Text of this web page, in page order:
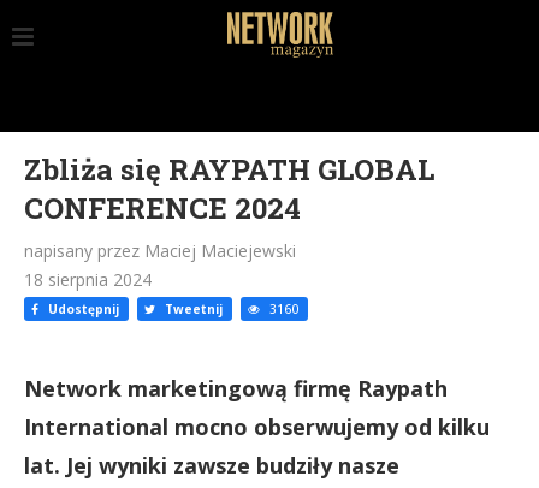
Zbliża się RAYPATH GLOBAL
CONFERENCE 2024
napisany przez Maciej Maciejewski
18 sierpnia 2024
Udostępnij Tweetnij 3160
Network marketingową firmę Raypath
International mocno obserwujemy od kilku
lat. Jej wyniki zawsze budziły nasze